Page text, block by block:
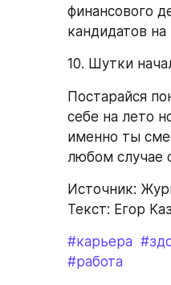
финансового
кандидатов на
10. Шутки
Постарайся
себе на лето
именно ты
любом случае
Источник:
Текст: Егор
#карьера
#работа